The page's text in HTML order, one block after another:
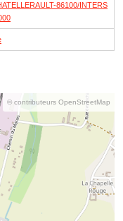
86100/INTERS
© contributeurs OpenStreetMap